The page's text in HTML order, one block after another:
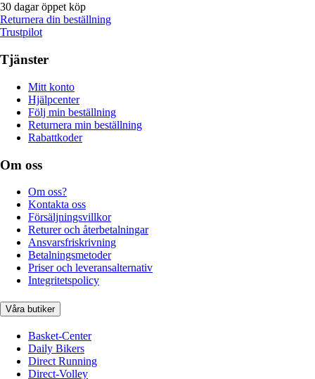
30 dagar öppet köp
Returnera din beställning
Trustpilot
Tjänster
Mitt konto
Hjälpcenter
Följ min beställning
Returnera min beställning
Rabattkoder
Om oss
Om oss?
Kontakta oss
Försäljningsvillkor
Returer och återbetalningar
Ansvarsfriskrivning
Betalningsmetoder
Priser och leveransalternativ
Integritetspolicy
Våra butiker
Basket-Center
Daily Bikers
Direct Running
Direct-Volley